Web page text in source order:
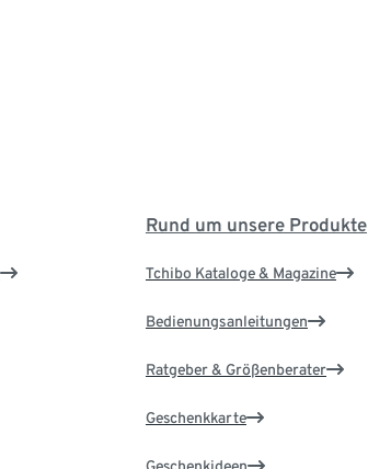
Rund um unsere Produkte
Tchibo Kataloge & Magazine
Bedienungsanleitungen
Ratgeber & Größenberater
Geschenkkarte